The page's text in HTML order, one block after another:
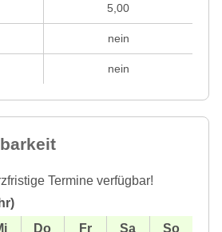
5,00
nein
nein
Termine verfügbar!